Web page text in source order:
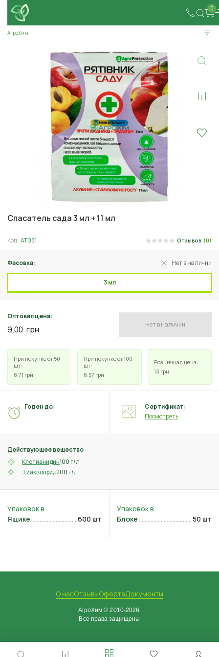
0
АгроХим
Спасатель сада 3 мл + 11 мл
Код: АТ051 Отзывов (0)
Фасовка: Нет в наличии
3 мл
Оптовая цена:
9.00 грн Нет в наличии
При покупке от 50
шт:
8.71 грн
При покупке от 100
шт:
8.57 грн
Розничная цена:
13 грн
Действующее вещество
Клотианидин100 г/л
Тиаклоприд200 г/л
Годен до:
Сертификат:
Посмотреть
Ящике 600 шт Блоке 50 шт
О насОтзывыОфертаДокументы
АгроХим © 2010-2026.
Все права защищены